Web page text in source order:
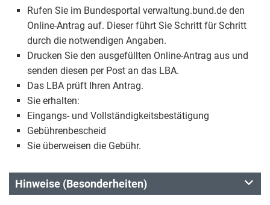
Rufen Sie im Bundesportal verwaltung.bund.de den
Online-Antrag auf. Dieser führt Sie Schritt für Schritt
durch die notwendigen Angaben.
Drucken Sie den ausgefüllten Online-Antrag aus und
senden diesen per Post an das LBA.
Das LBA prüft Ihren Antrag.
Sie erhalten:
Eingangs- und Vollständigkeitsbestätigung
Gebührenbescheid
Sie überweisen die Gebühr.
Hinweise (Besonderheiten)